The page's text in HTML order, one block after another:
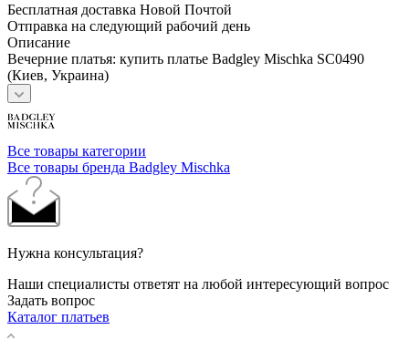
Бесплатная доставка Новой Почтой
Отправка на следующий рабочий день
Описание
Вечерние платья: купить платье Badgley Mischka SC0490
(Киев, Украина)
Все товары категории
Все товары бренда Badgley Mischka
Нужна консультация?
Наши специалисты ответят на любой интересующий вопрос
Задать вопрос
Каталог платьев